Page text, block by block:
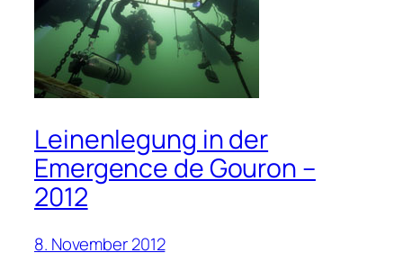
Leinenlegung in der
Emergence de Gouron –
2012
8. November 2012